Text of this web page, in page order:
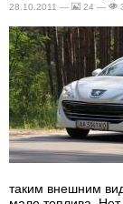
28.10.2011 — 24 —
таким внешним